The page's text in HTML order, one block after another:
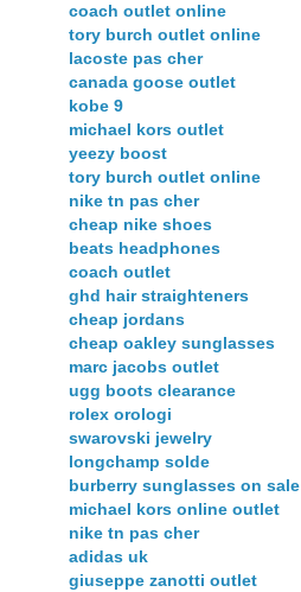
coach outlet online
tory burch outlet online
lacoste pas cher
canada goose outlet
kobe 9
michael kors outlet
yeezy boost
tory burch outlet online
nike tn pas cher
cheap nike shoes
beats headphones
coach outlet
ghd hair straighteners
cheap jordans
cheap oakley sunglasses
marc jacobs outlet
ugg boots clearance
rolex orologi
swarovski jewelry
longchamp solde
burberry sunglasses on sale
michael kors online outlet
nike tn pas cher
adidas uk
giuseppe zanotti outlet